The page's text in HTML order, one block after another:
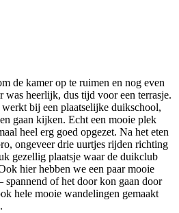
de kamer op te ruimen en nog even
was heerlijk, dus tijd voor een terrasje.
bij een plaatselijke duikschool,
gaan kijken. Echt een mooie plek
heel erg goed opgezet. Na het eten
ongeveer drie uurtjes rijden richting
gezellig plaatsje waar de duikclub
hier hebben we een paar mooie
spannend of het door kon gaan door
hele mooie wandelingen gemaakt